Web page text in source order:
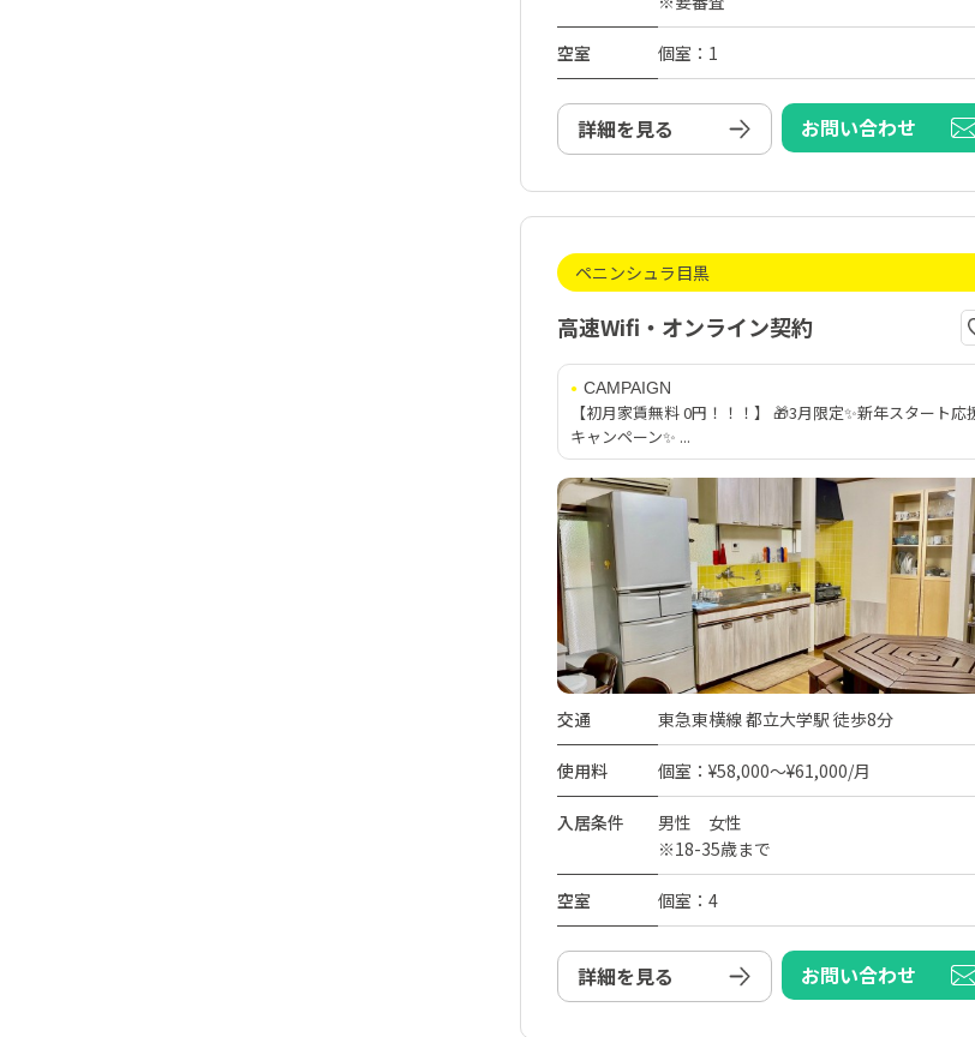
空室 個室：1
詳細を見る お問い合わせ
ペニンシュラ目黒
高速Wifi・オンライン契約
CAMPAIGN
【初月家賃無料 0円！！！】 🎁3月限定✨新年スタート応
キャンペーン✨ ...
交通 東急東横線 都立大学駅 徒歩8分
使用料 個室：¥58,000～¥61,000/月
入居条件
男性 女性
※18-35歳まで
空室 個室：4
詳細を見る お問い合わせ